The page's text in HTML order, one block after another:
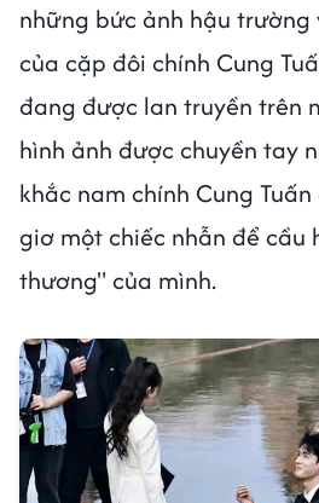
những bức ảnh hậu
của cặp đôi chính Cung
đang được lan truyền trên
hình ảnh được chuyền tay
khắc nam chính Cung
giơ một chiếc nhẫn để cầu
thương" của mình.